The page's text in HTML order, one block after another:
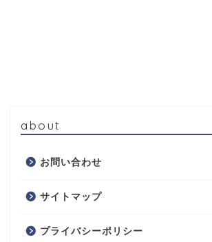
about
お問い合わせ
サイトマップ
プライバシーポリシー